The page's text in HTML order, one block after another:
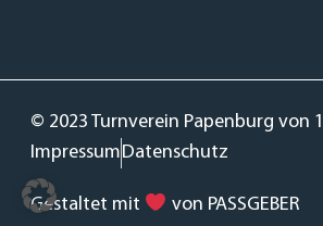
© 2023 Turnverein Papenburg von
ImpressumDatenschutz
Gestaltet mit von PASSGEBER